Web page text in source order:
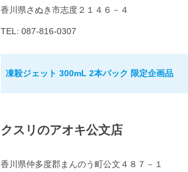
香川県さぬき市志度２１４６－４
TEL: 087-816-0307
凍殺ジェット 300mL 2本パック 限定企画品
クスリのアオキ公文店
香川県仲多度郡まんのう町公文４８７－１